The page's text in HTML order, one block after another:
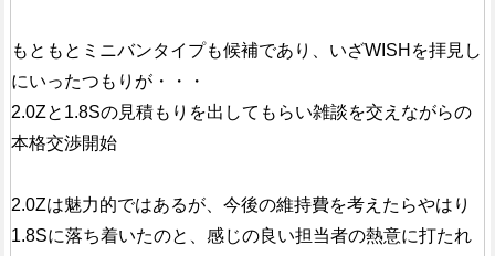
もともとミニバンタイプも候補であり、いざWISHを拝見し
にいったつもりが・・・
2.0Zと1.8Sの見積もりを出してもらい雑談を交えながらの
本格交渉開始
2.0Zは魅力的ではあるが、今後の維持費を考えたらやはり
1.8Sに落ち着いたのと、感じの良い担当者の熱意に打たれ